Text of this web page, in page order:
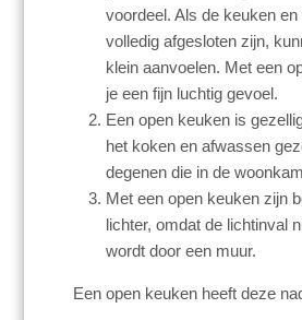
voordeel. Als de keuken
volledig afgesloten zijn,
klein aanvoelen. Met een
je een fijn luchtig gevoel.
Een open keuken is
het koken en afwassen
degenen die in de
Met een open keuken zijn
lichter, omdat de lichtinval
wordt door een muur.
Een open keuken heeft deze